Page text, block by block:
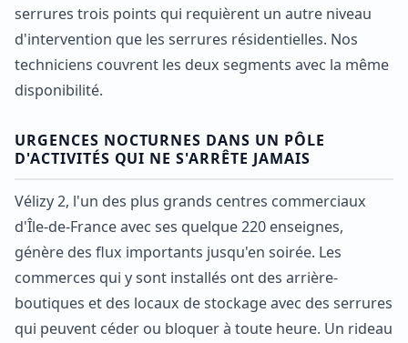
serrures trois points qui requièrent un autre niveau
d'intervention que les serrures résidentielles. Nos
techniciens couvrent les deux segments avec la même
disponibilité.
URGENCES NOCTURNES DANS UN PÔLE
D'ACTIVITÉS QUI NE S'ARRÊTE JAMAIS
Vélizy 2, l'un des plus grands centres commerciaux
d'Île-de-France avec ses quelque 220 enseignes,
génère des flux importants jusqu'en soirée. Les
commerces qui y sont installés ont des arrière-
boutiques et des locaux de stockage avec des serrures
qui peuvent céder ou bloquer à toute heure. Un rideau